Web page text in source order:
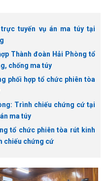
tuyến vụ án ma túy tại
Thành đoàn Hải Phòng tổ
chống ma túy
phối hợp tổ chức phiên tòa
Trình chiếu chứng cứ tại
ma túy
tổ chức phiên tòa rút kinh
chiếu chứng cứ